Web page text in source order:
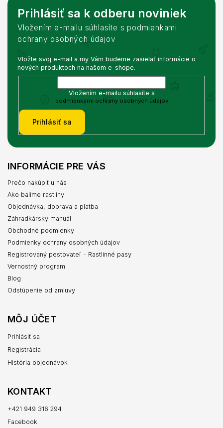
Prihlásiť sa k odberu noviniek
Vložením e-mailu súhlasíte s podmienkami
ochrany osobných údajov
Vložte svoj e-mail a my Vám budeme zasielať informácie o
nových produktoch na našom e-shope.
Vložením e-mailu súhlasíte s
podmienkami ochrany osobných údajov
Prihlásiť sa
INFORMÁCIE PRE VÁS
Prečo nakúpiť u nás
Ako balíme rastliny
Objednávka, doprava a platba
Záhradkársky manuál
Obchodné podmienky
Podmienky ochrany osobných údajov
Registrovaný pestovateľ - Rastlinné pasy
Vernostný program
Blog
Odstúpenie od zmluvy
MÔJ ÚČET
Prihlásiť sa
Registrácia
História objednávok
KONTAKT
+421 949 316 294
Facebook